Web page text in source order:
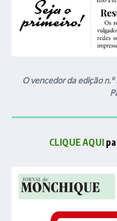
O vencedor da edição
CLIQUE AQUI